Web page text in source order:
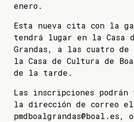
enero.
Esta nueva cita con la
tendrá lugar en la Casa
Grandas, a las cuatro
la Casa de Cultura de
de la tarde.
Las inscripciones podrán
la dirección de correo